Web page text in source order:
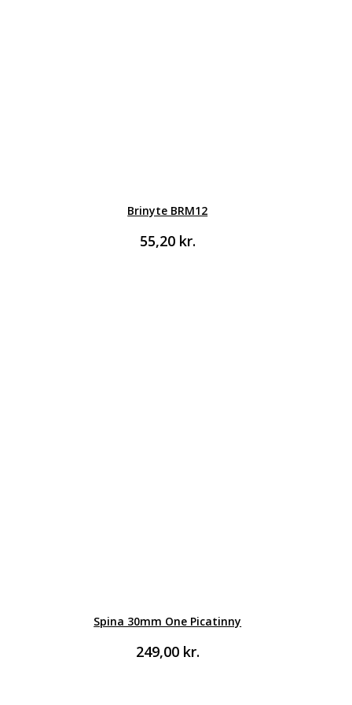
Brinyte BRM12
55,20 kr.
Spina 30mm One Picatinny
249,00 kr.